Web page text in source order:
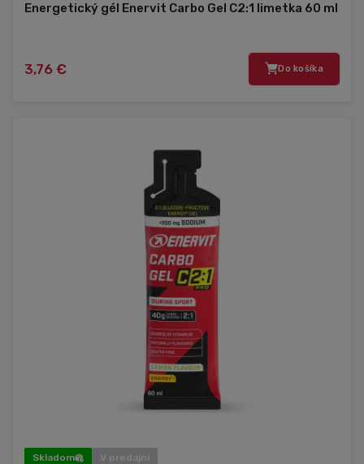
Energetický gél Enervit Carbo Gel C2:1 limetka 60 ml
3,76 € Do košíka
Skladom V predajni